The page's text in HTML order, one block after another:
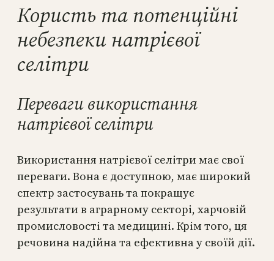
Користь та потенційні
небезпеки натрієвої
селітри
Переваги використання
натрієвої селітри
Використання натрієвої селітри має свої
переваги. Вона є доступною, має широкий
спектр застосувань та покращує
результати в аграрному секторі, харчовій
промисловості та медицині. Крім того, ця
речовина надійна та ефективна у своїй дії.